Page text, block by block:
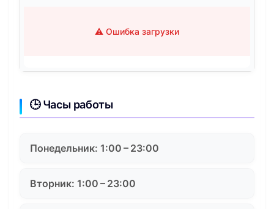
⚠️ Ошибка загрузки
🕒 Часы работы
Понедельник: 1:00 – 23:00
Вторник: 1:00 – 23:00